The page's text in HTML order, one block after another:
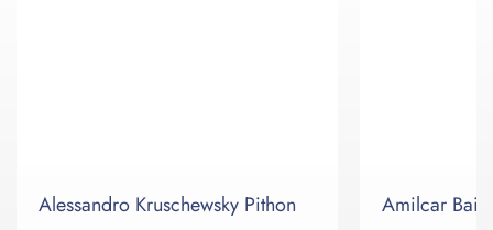
Alessandro Kruschewsky Pithon Amilcar